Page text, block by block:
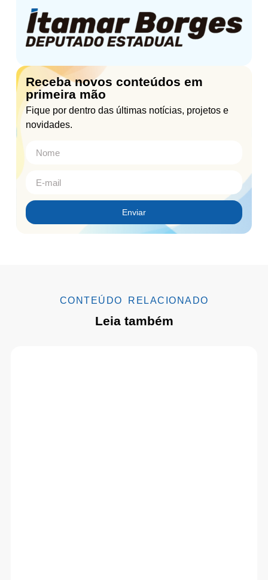
Receba novos conteúdos em
primeira mão
Fique por dentro das últimas notícias, projetos e
novidades.
Enviar
CONTEÚDO RELACIONADO
Leia também